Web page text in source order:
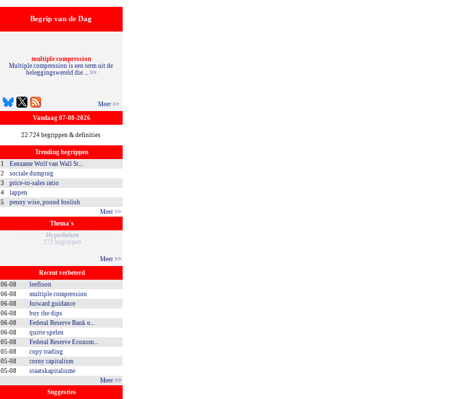
Begrip van de Dag
Meer >>
multiple compression
Multiple compression is een term uit de
beleggingswereld die ... >>
Vandaag 07-08-2026
22.724 begrippen & definities
Trending begrippen
1
Eenzame Wolf van Wall St...
2
sociale dumping
3
price-to-sales ratio
4
lappen
5
penny wise, pound foolish
Meer >>
Thema's
Hypotheken
272 begrippen
Meer >>
Recent verbeterd
06-08
leefloon
06-08
multiple compression
06-08
forward guidance
06-08
buy the dips
06-08
Federal Reserve Bank o...
06-08
quitte spelen
05-08
Federal Reserve Econom...
05-08
copy trading
05-08
crony capitalism
05-08
staatskapitalisme
Meer >>
Suggesties